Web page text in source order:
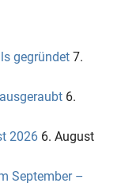
gegründet 7.
6.
2026 6. August
September –